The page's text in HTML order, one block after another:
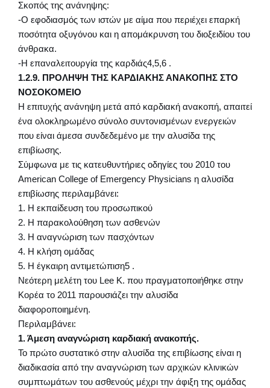
Σκοπός της ανάνηψης:
-Ο εφοδιασμός των ιστών με αίμα που περιέχει επαρκή
ποσότητα οξυγόνου και η απομάκρυνση του διοξειδίου του
άνθρακα.
-Η επαναλειτουργία της καρδιάς4,5,6 .
1.2.9. ΠΡΟΛΗΨΗ ΤΗΣ ΚΑΡΔΙΑΚΗΣ ΑΝΑΚΟΠΗΣ ΣΤΟ
ΝΟΣΟΚΟΜΕΙΟ
Η επιτυχής ανάνηψη μετά από καρδιακή ανακοπή, απαιτεί
ένα ολοκληρωμένο σύνολο συντονισμένων ενεργειών
που είναι άμεσα συνδεδεμένο με την αλυσίδα της
επιβίωσης.
Σύμφωνα με τις κατευθυντήριες οδηγίες του 2010 του
American College of Emergency Physicians η αλυσίδα
επιβίωσης περιλαμβάνει:
1. Η εκπαίδευση του προσωπικού
2. Η παρακολούθηση των ασθενών
3. Η αναγνώριση των πασχόντων
4. Η κλήση ομάδας
5. Η έγκαιρη αντιμετώπιση5 .
Νεότερη μελέτη του Lee K. που πραγματοποιήθηκε στην
Κορέα το 2011 παρουσιάζει την αλυσίδα
διαφοροποιημένη.
Περιλαμβάνει:
1. Άμεση αναγνώριση καρδιακή ανακοπής.
Το πρώτο συστατικό στην αλυσίδα της επιβίωσης είναι η
διαδικασία από την αναγνώριση των αρχικών κλινικών
συμπτωμάτων του ασθενούς μέχρι την άφιξη της ομάδας